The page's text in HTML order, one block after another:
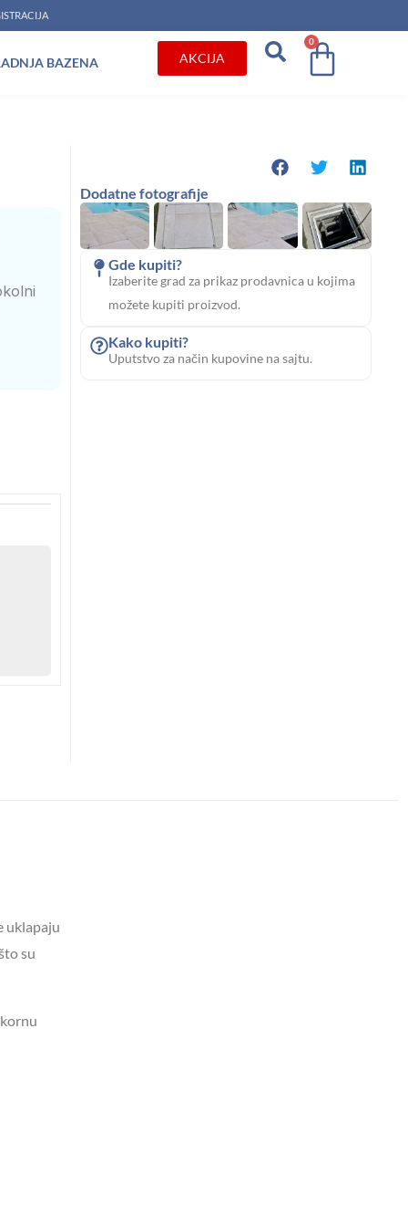
BAZENA AKCIJA
0
Cart
Dodatne fotografije
Gde kupiti?
Izaberite grad za prikaz prodavnica u kojima
možete kupiti proizvod.
Kako kupiti?
Uputstvo za način kupovine na sajtu.
uklapaju
su